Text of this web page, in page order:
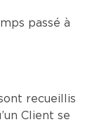
passé à
recueillis
Client se